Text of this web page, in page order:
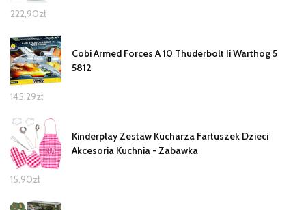
222,90zł
Cobi Armed Forces A 10 Thuderbolt Ii Warthog 5
5812
145,29zł
Kinderplay Zestaw Kucharza Fartuszek Dzieci
Akcesoria Kuchnia - Zabawka
15,90zł